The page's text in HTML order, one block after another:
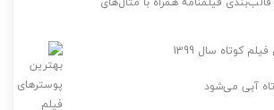
کوتاه سال 1399
آبی می‌شود